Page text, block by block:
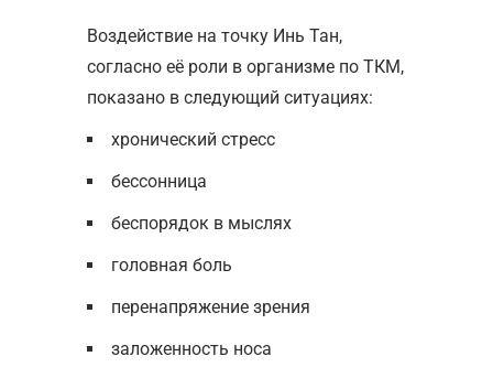
Воздействие на точку Инь Тан,
согласно её роли в организме по ТКМ,
показано в следующий ситуациях:
хронический стресс
бессонница
беспорядок в мыслях
головная боль
перенапряжение зрения
заложенность носа